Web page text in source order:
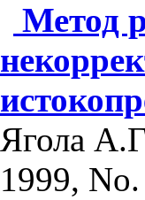
Метод
Ягола
1999,